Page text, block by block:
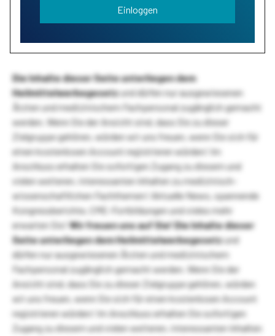
Einloggen
Die Inhalte dieser Seite unterliegen dem
Heilmittelwerbegesetzund dürfen nur ausgewiesenen
Ärzten und medizinischem Fachpersonal zugänglich gemacht
werden. Wenn Sie der Ansicht sind, dass Sie zu dieser
Zielgruppe gehören, würden wir uns freuen, wenn Sie sich für
einen kostenlosen Account registrieren würden! Im
Anschluss erhalten Sie sofortigen Zugang zu diesem und
vielen weiteren, interessanten Inhalten zu medizinisch-
wissenschaftlichen Fachthemen! Aktuelle News, spannende
Kongressberichte, CME-Fortbildungen und vieles mehr
erwarten Sie!Wir freuen uns auf Sie!Die Inhalte dieser
Seite unterliegen dem Heilmittelwerbegesetzund
dürfen nur ausgewiesenen Ärzten und medizinischem
Fachpersonal zugänglich gemacht werden. Wenn Sie der
Ansicht sind, dass Sie zu dieser Zielgruppe gehören, würden
wir uns freuen, wenn Sie sich für einen kostenlosen Account
registrieren würden! Im Anschluss erhalten Sie sofortigen
Zugang zu diesem und vielen weiteren, interessanten Inhalten